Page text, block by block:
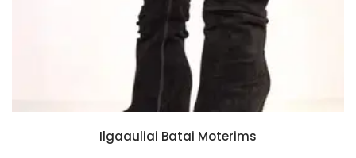
Ilgaauliai Batai Moterims